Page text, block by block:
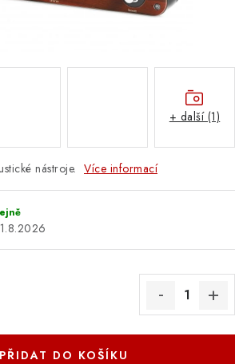
OSOBNÍCH ÚDAJŮ
ODSTOUPENÍ OD SMLOUVY
OSOBNÍCH ÚDAJŮ
nástroje. Více informací
PŘIDAT DO KOŠÍKU
+ další (1)